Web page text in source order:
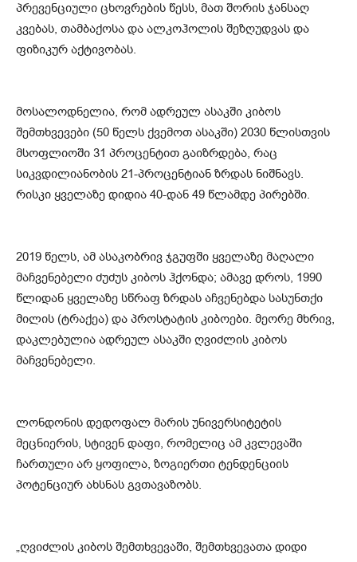
პრევენციული ცხოვრების წესს, მათ შორის ჯანსაღ
კვებას, თამბაქოსა და ალკოჰოლის შეზღუდვას და
ფიზიკურ აქტივობას.
მოსალოდნელია, რომ ადრეულ ასაკში კიბოს
შემთხვევები (50 წელს ქვემოთ ასაკში) 2030 წლისთვის
მსოფლიოში 31 პროცენტით გაიზრდება, რაც
სიკვდილიანობის 21-პროცენტიან ზრდას ნიშნავს.
რისკი ყველაზე დიდია 40-დან 49 წლამდე პირებში.
2019 წელს, ამ ასაკობრივ ჯგუფში ყველაზე მაღალი
მაჩვენებელი ძუძუს კიბოს ჰქონდა; ამავე დროს, 1990
წლიდან ყველაზე სწრაფ ზრდას აჩვენებდა სასუნთქი
მილის (ტრაქეა) და პროსტატის კიბოები. მეორე მხრივ,
დაკლებულია ადრეულ ასაკში ღვიძლის კიბოს
მაჩვენებელი.
ლონდონის დედოფალ მარის უნივერსიტეტის
მეცნიერის, სტივენ დაფი, რომელიც ამ კვლევაში
ჩართული არ ყოფილა, ზოგიერთი ტენდენციის
პოტენციურ ახსნას გვთავაზობს.
„ღვიძლის კიბოს შემთხვევაში, შემთხვევათა დიდი